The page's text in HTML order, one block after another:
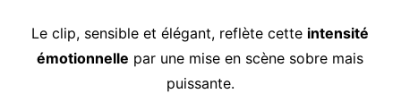
Le clip, sensible et élégant, reflète cette intensité
émotionnelle par une mise en scène sobre mais
puissante.